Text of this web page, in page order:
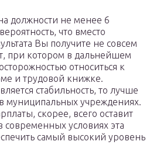
должности не менее 6
что вместо
Вы получите не совсем
при котором в дальнейшем
относиться к
и трудовой книжке.
стабильность, то лучше
в муниципальных учреждениях.
скорее, всего оставит
современных условиях эта
самый высокий уровень